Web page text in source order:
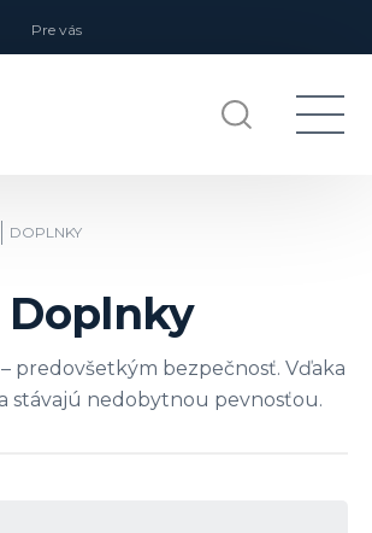
Pre vás
DOPLNKY
Doplnky
predovšetkým bezpečnosť. Vďaka
stávajú nedobytnou pevnosťou.